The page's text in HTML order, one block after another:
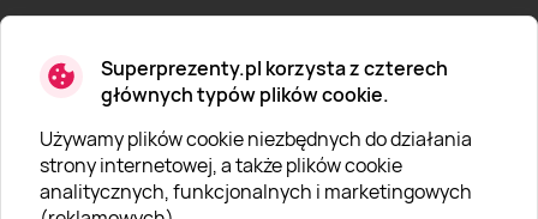
Superprezenty.pl korzysta z czterech
głównych typów plików cookie.
Używamy plików cookie niezbędnych do działania
strony internetowej, a także plików cookie
analitycznych, funkcjonalnych i marketingowych
O SUPERPREZENTY
O nas